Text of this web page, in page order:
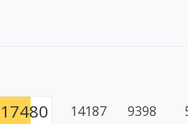
17480 14187 9398